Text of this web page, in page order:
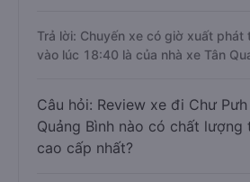
Trả lời: Chuyến xe có giờ xuất phát
vào lúc 18:40 là của nhà xe Tân
Câu hỏi: Review xe đi Chư
Quảng Bình nào có chất lượng
cao cấp nhất?